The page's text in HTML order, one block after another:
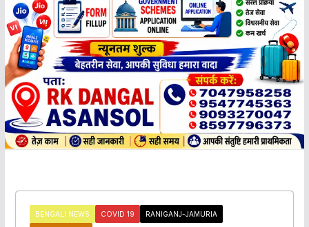
BENGALI NEWS COVID 19 RANIGANJ-JAMURIA